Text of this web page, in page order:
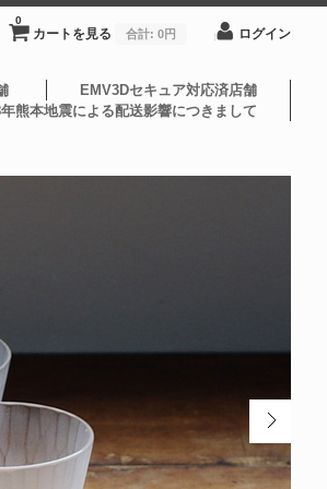
カートを見る
0
合計: 0円 ログイン
EMV3Dセキュア対応済店舗
熊本地震による配送影響につきまして